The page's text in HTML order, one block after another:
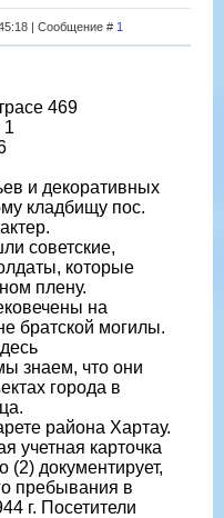
| Сообщение # 1
469
1
и декоративных
кладбищу пос.
советские,
которые
плену.
на
братской могилы.
знаем, что они
города в
района Хартау.
учетная карточка
документирует,
пребывания в
г. Посетители